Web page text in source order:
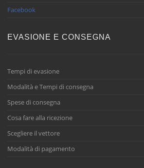
Facebook
EVASIONE E CONSEGNA
Tempi di evasione
Modalità e Tempi di consegna
Spese di consegna
Cosa fare alla ricezione
Scegliere il vettore
Modalità di pagamento